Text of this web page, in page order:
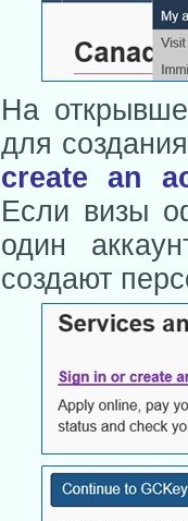
На
для
create an
Если визы
один
создают